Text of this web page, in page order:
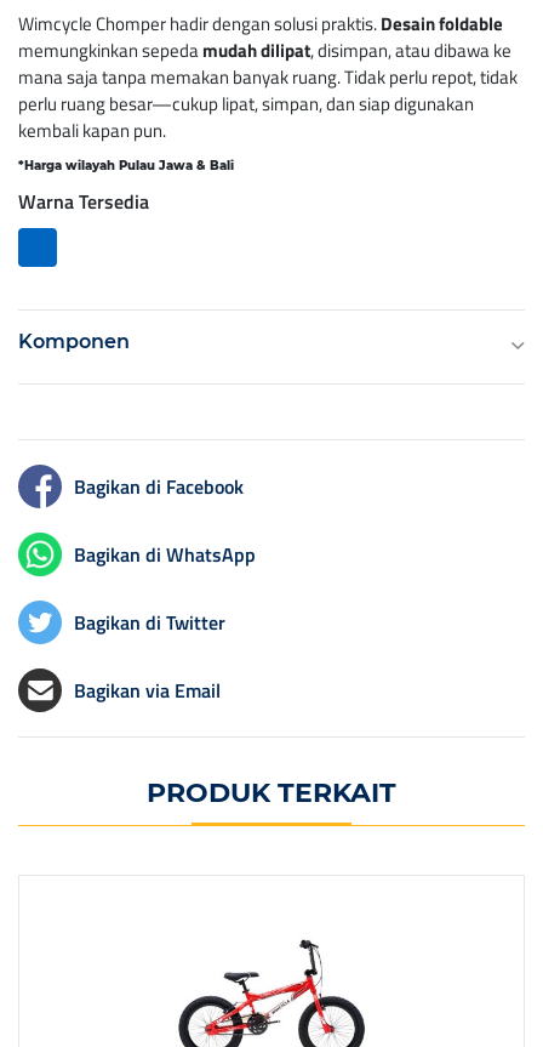
Wimcycle Chomper hadir dengan solusi praktis.Desain foldable
memungkinkan sepedamudah dilipat, disimpan, atau dibawa ke
mana saja tanpa memakan banyak ruang. Tidak perlu repot, tidak
perlu ruang besar—cukup lipat, simpan, dan siap digunakan
kembali kapan pun.
*Harga wilayah Pulau Jawa & Bali
Warna Tersedia
Komponen
Bagikan di Facebook
Bagikan di WhatsApp
Bagikan di Twitter
Bagikan via Email
PRODUK TERKAIT